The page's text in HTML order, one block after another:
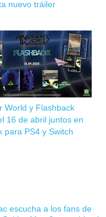
nuevo tráiler
World y Flashback
16 de abril juntos en
para PS4 y Switch
escucha a los fans de